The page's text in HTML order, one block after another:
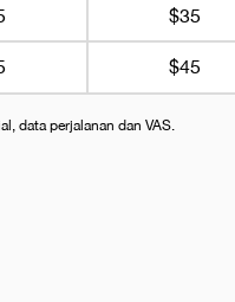
$35
$45
data perjalanan dan VAS.